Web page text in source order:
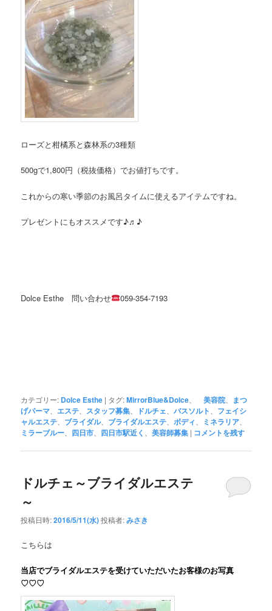
ローズと柑橘系と森林系の3種類
500gで1,800円（税抜価格）でお値打ちです。
これからの寒い季節のお風呂タイムに使えるアイテムですね。
プレゼントにもオススメです♪♬♪
Dolce Esthe 問い合わせ 059-354-7193
カテゴリー: Dolce Esthe | タグ:MirrorBlue&Dolce 美容院
まつ
げパーマ
エステ スタッフ募集 ドルチェ 、バスソルト
フェイシ
ャルエステ
ブライダル、 ブライダルエステ ボディ ミネラリア
ミラーブルー 四日市 四日市駅近く 、美容師募集 | コメントを残す
ドルチェ～ブライダルエステ
～
投稿日時:2016/5/11(水)投稿者:みさき
こちらは
当店でブライダルエステを受けていただいたお客様のお写真
♡♡♡